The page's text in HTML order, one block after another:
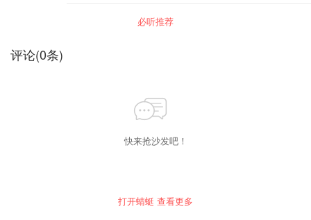
影/音乐作品 以他人见自己 也分享那些似是而非
的想法和看法 在碰撞中共同成长 还有那些不曾明
必听推荐
评论(0条)
快来抢沙发吧！
打开蜻蜓 查看更多